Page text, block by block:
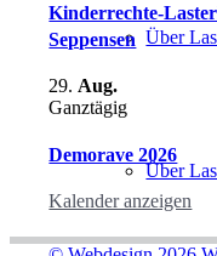
Über
Über
Kinderrechte-
Seppensen
29. Aug.
Ganztägig
Demorave 2026
Kalender anzeigen